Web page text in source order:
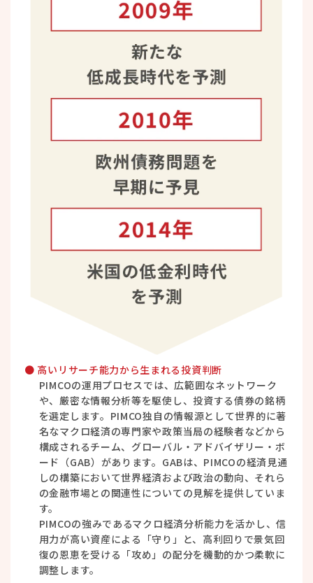
● 高いリサーチ能力から生まれる投資判断
PIMCOの運用プロセスでは、広範囲なネットワーク
や、厳密な情報分析等を駆使し、投資する債券の銘柄
を選定します。PIMCO独自の情報源として世界的に著
名なマクロ経済の専門家や政策当局の経験者などから
構成されるチーム、グローバル・アドバイザリー・ボ
ード（GAB）があります。GABは、PIMCOの経済見通
しの構築において世界経済および政治の動向、それら
の金融市場との関連性についての見解を提供していま
す。
PIMCOの強みであるマクロ経済分析能力を活かし、信
用力が高い資産による「守り」と、高利回りで景気回
復の恩恵を受ける「攻め」の配分を機動的かつ柔軟に
調整します。